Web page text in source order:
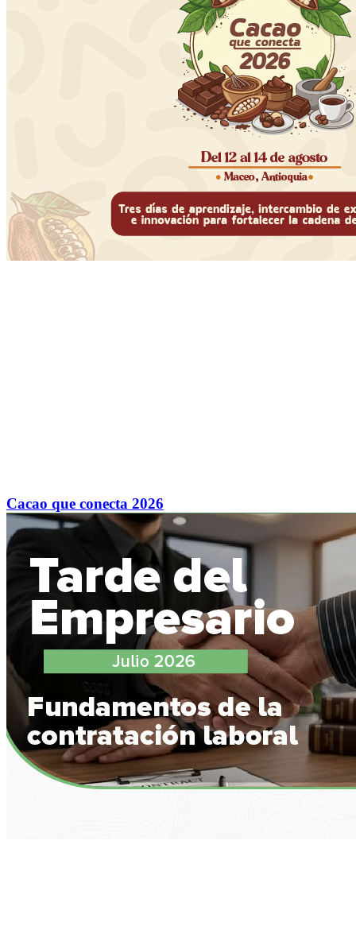
Cacao que conecta 2026